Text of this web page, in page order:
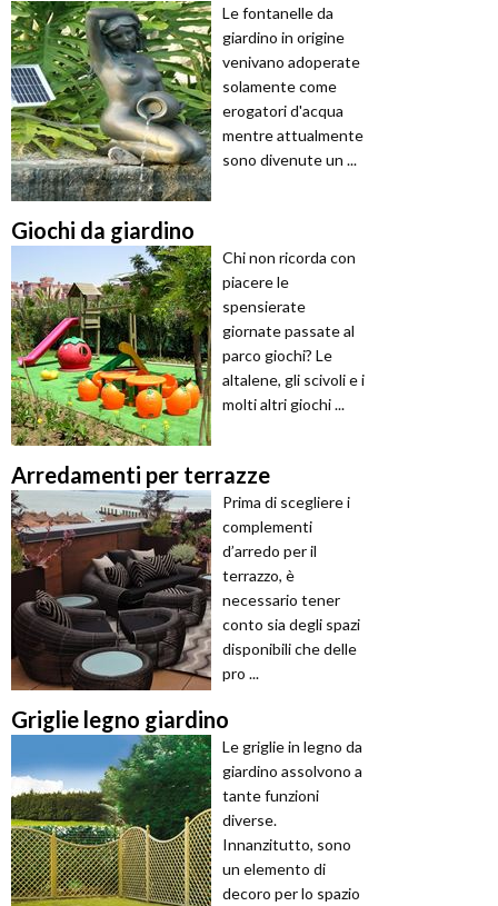
Le fontanelle da
giardino in origine
venivano adoperate
solamente come
erogatori d'acqua
mentre attualmente
sono divenute un ...
Giochi da giardino
Chi non ricorda con
piacere le
spensierate
giornate passate al
parco giochi? Le
altalene, gli scivoli e i
molti altri giochi ...
Arredamenti per terrazze
Prima di scegliere i
complementi
d’arredo per il
terrazzo, è
necessario tener
conto sia degli spazi
disponibili che delle
pro ...
Griglie legno giardino
Le griglie in legno da
giardino assolvono a
tante funzioni
diverse.
Innanzitutto, sono
un elemento di
decoro per lo spazio